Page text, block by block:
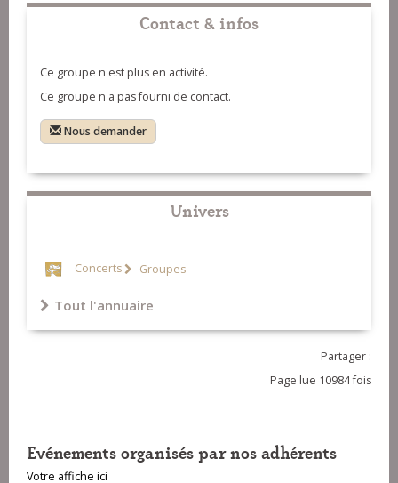
Huchait et les vilaines bétes)
08-La promise (Lydwen)
10-No th chearing for you (Panik
Celtic)
11-Kost er c'hoat (Pao-Bran)
12-Suite de ridées (Quartet de l'air)
et Kevin Colas)
Contact & infos
Ce groupe n'est plus en activité.
Ce groupe n'a pas fourni de contact.
Nous demander
Univers
Concerts Groupes
Tout l'annuaire
Partager :
Page lue 10984 fois
Evénements organisés par nos adhérents
Votre affiche ici